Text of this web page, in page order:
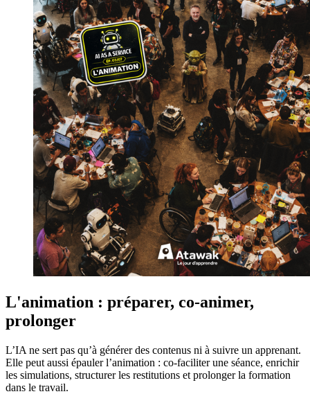
L'animation : préparer, co-animer,
prolonger
L’IA ne sert pas qu’à générer des contenus ni à suivre un apprenant.
Elle peut aussi épauler l’animation : co-faciliter une séance, enrichir
les simulations, structurer les restitutions et prolonger la formation
dans le travail.